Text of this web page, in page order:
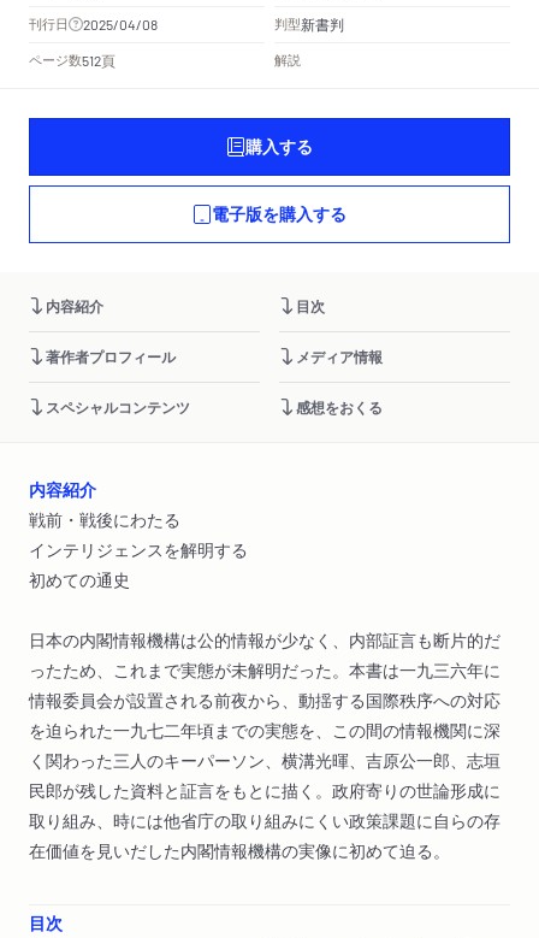
刊行日 2025/04/08 判型新書判
ページ数512頁 解説
購入する
電子版を購入する
内容紹介 目次
著作者プロフィール メディア情報
スペシャルコンテンツ 感想をおくる
内容紹介
戦前・戦後にわたる
インテリジェンスを解明する
初めての通史
日本の内閣情報機構は公的情報が少なく、内部証言も断片的だ
ったため、これまで実態が未解明だった。本書は一九三六年に
情報委員会が設置される前夜から、動揺する国際秩序への対応
を迫られた一九七二年頃までの実態を、この間の情報機関に深
く関わった三人のキーパーソン、横溝光暉、吉原公一郎、志垣
民郎が残した資料と証言をもとに描く。政府寄りの世論形成に
取り組み、時には他省庁の取り組みにくい政策課題に自らの存
在価値を見いだした内閣情報機構の実像に初めて迫る。
目次